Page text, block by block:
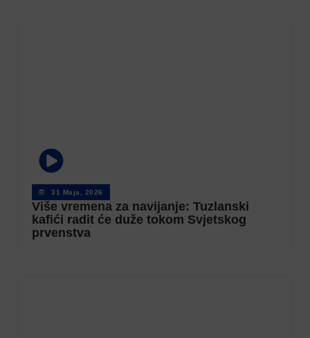
31 Maja, 2026
Više vremena za navijanje: Tuzlanski
kafići radit će duže tokom Svjetskog
prvenstva